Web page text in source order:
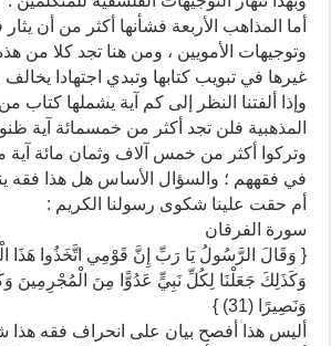
أما المذاهب الأربعة فشأنها أكثر من أن
وتوجيهات الأمويين ، ومن هنا تجد كلا من
غيرها في تبويب كتابها وتبدي اجتهادا يخالف
وإذا ألفتنا النظر إلى كم آية يشملها كتاب
المذهبية فلن تجد أكثر من خمسمائة آية
وتركوا أكثر من خمس آلاف وثمان مائة آية
في فقههم ؛ والسؤال الأساس هل هذا فقه
أم حقت علينا شكوى رسولنا الكريم :
سورة الفرقان
وَكَذَلِكَ جَعَلْنَا لِكُلِّ نَبِيٍّ عَدُوًّا مِنَ الْمُجْرِمِينَ
وَنَصِيرًا (31) }
أليس هذا أفصح بيان على انحراف فقه هذا